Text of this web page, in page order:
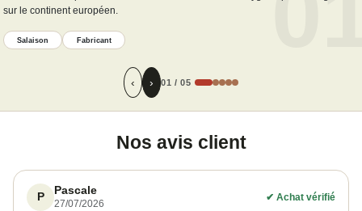
sur le continent européen.
Salaison Fabricant
‹ › 01 /05
Nos avis client
P
Pascale
27/07/2026
✔ Achat vérifié